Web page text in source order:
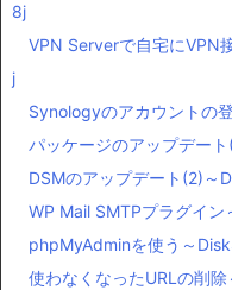
8j
VPN Serverで自宅にVPN
j
Synologyのアカウントの
パッケージのアップデー
DSMのアップデート(2)～
WP Mail SMTPプラグイン
phpMyAdminを使う～
使わなくなったURLの削